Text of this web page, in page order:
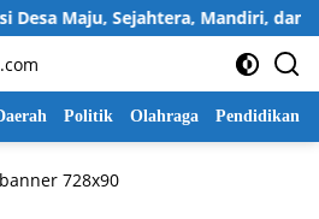
Maju, Sejahtera, Mandiri, dan
Politik Olahraga Pendidikan